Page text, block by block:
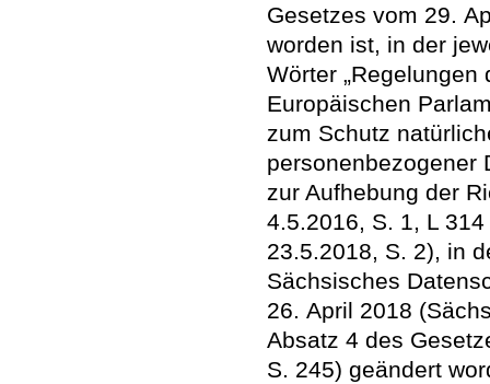
Gesetzes vom 29.
worden ist, in der
Wörter
Europäischen
zum Schutz
personenbezogener
zur Aufhebung der
4.5.2016, S. 1, L
23.5.2018, S. 2), in
Sächsisches
26. April 2018
Absatz 4 des
S. 245) geändert